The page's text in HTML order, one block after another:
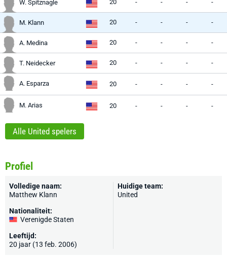
W. Spitznagle 20 - - - -
M. Klann 20 - - - -
A. Medina 20 - - - -
T. Neidecker 20 - - - -
A. Esparza 20 - - - -
M. Arias 20 - - - -
Alle United spelers
Profiel
Volledige naam:
Matthew Klann
Nationaliteit:
Verenigde Staten
Leeftijd:
20 jaar (13 feb. 2006)
Huidige team:
United